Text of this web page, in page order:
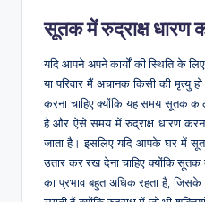
सूतक में रुद्राक्ष धारण
यदि आपने अपने कार्यों की स्थिति के
या परिवार मैं अचानक किसी की मृत्यु
करना चाहिए क्योंकि यह समय सूतक
है और ऐसे समय में रुद्राक्ष धारण
जाता है। इसलिए यदि आपके घर में
उतार कर रख देना चाहिए क्योंकि
का प्रभाव बहुत अधिक रहता है, जिसके